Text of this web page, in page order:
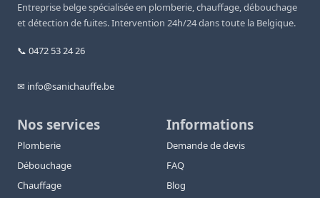
Entreprise belge spécialisée en plomberie, chauffage, débouchage
et détection de fuites. Intervention 24h/24 dans toute la Belgique.
📞 0472 53 24 26
✉ info@sanichauffe.be
Nos services
Plomberie
Débouchage
Chauffage
Informations
Demande de devis
FAQ
Blog